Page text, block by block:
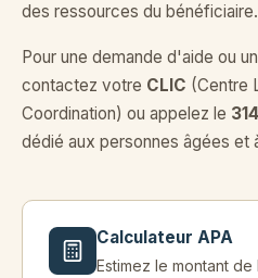
des ressources du bénéficiaire.
Pour une demande d'aide ou
contactez votre CLIC (Centre
Coordination) ou appelez le
dédié aux personnes âgées et
Calculateur APA
Estimez le montant